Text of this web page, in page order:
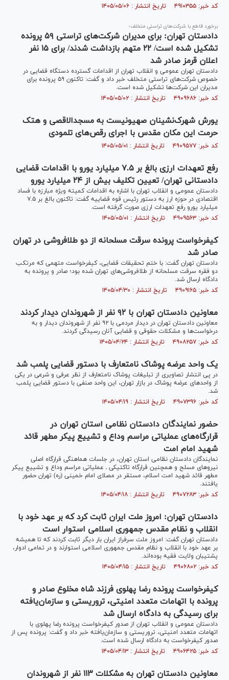
کد خبر: ۴۹۱۰۳۵۵ تاریخ انتشار : ۱۴۰۵/۰۵/۰۶
برخورد قاطع با شرکت‌های تراستی متخلف؛
دادستان تهران: برای مدیران شرکت‌های تراستی ۵۹ پرونده
تشکیل شده است/ ۲۲ متهم بازداشت شدند/ برای ۱۵ نفر
اعلان قرمز صادر شد
دادستان تهران عمومی و انقلاب تهران از اقدامات گسترده دستگاه قضایی در
خصوص شرکت‌های تراستی متخلف خبر داد و گفت: تاکنون ۵۹ پرونده برای
مدیران این شرکت‌ها تشکیل شده است.
کد خبر: ۴۹۰۹۶۸۶ تاریخ انتشار : ۱۴۰۵/۰۵/۰۲
یورش شهرک‌نشینان صهیونیست به مسجدالاقصی و هتک
حرمت این مکان مقدس با اجرای رقص‌های تلمودی
کد خبر: ۴۹۰۹۵۷۷ تاریخ انتشار : ۱۴۰۵/۰۵/۰۱
رفع تعهدات ارزی بالغ بر ۷.۵ میلیارد یورو با اقدامات قضایی
دادستانی تهران/ تعیین تکلیف بیش از ۲۴ میلیارد یورو
دادستان عمومی و انقلاب تهران با اشاره به اقدامات کمیته ویژه مبارزه با فساد
اقتصادی در حوزه ارز به دستور رئیس قوه قضاییه گفت: تاکنون بالغ بر ۷.۵
میلیارد یورو رفع تعهدات ارزی صورت گرفته است.
کد خبر: ۴۹۰۹۵۶۳ تاریخ انتشار : ۱۴۰۵/۰۵/۰۱
کیفرخواست پرونده سرقت مسلحانه از دو طلافروشی در تهران
صادر شد
دادستان تهران گفت: با ختم تحقیقات قضایی، کیفرخواست متهمی که مرتکب
دو فقره سرقت مسلحانه از طلافروشی‌های تهران شده بود؛ صادر و پرونده به
دادگاه ارسال شد.
کد خبر: ۴۹۰۹۱۶۵ تاریخ انتشار : ۱۴۰۵/۰۴/۳۰
معاونین دادستان تهران با ۹۲ نفر از شهروندان دیدار کردند
معاونین دادستان تهران در دیدار مردمی با ۹۲ نفر از شهروندان دیدار و به
درخواست‌ها و مشکلات حقوقی و قضایی آنان رسیدگی کردند.
کد خبر: ۴۹۰۸۲۵۷ تاریخ انتشار : ۱۴۰۵/۰۴/۲۴
یک واحد عرضه پوشاک نامتعارف با دستور قضایی پلمب شد
در پی انتشار تصاویری از تبلیغات پوشاک نامتعارف از نظر عرفی و شرعی در یکی
از واحدهای عرضه پوشاک در بازار تهران، این واحد صنفی با دستور قضایی پلمب
شد.
کد خبر: ۴۹۰۷۳۹۶ تاریخ انتشار : ۱۴۰۵/۰۴/۱۹
حضور نمایندگان دادستان نظامی استان تهران در
قرارگاه‌های عملیاتی مراسم وداع و تشییع پیکر مطهر قائد
شهید امام امت
نمایندگان دادستان نظامی استان تهران، در جلسات هماهنگی قرارگاه اصلی
نیرو‌های مسلح و همچنین قرارگاه تاکتیکی ـ عملیاتی مراسم وداع و تشییع پیکر
مطهر قائد شهید امت اسلام، مستقر در مصلای امام خمینی (ره) تهران حضور
یافتند.
کد خبر: ۴۹۰۷۲۸۳ تاریخ انتشار : ۱۴۰۵/۰۴/۱۸
دادستان تهران: امروز ملت ایران ثابت کرد که بر عهد خود با
انقلاب و نظام مقدس جمهوری اسلامی استوار است
دادستان تهران گفت: امروز ملت سرفراز ایران بار دیگر ثابت کردند که تا همیشه
بر عهد خود با انقلاب و نظام مقدس جمهوری اسلامی استوارند و در تمامی ادوار،
پشتیبان ولایت فقیه بوده‌اند.
کد خبر: ۴۹۰۶۸۰۲ تاریخ انتشار : ۱۴۰۵/۰۴/۱۵
کیفرخواست پرونده رضا پهلوی فرزند شاه مخلوع صادر و
پرونده با اتهامات متعدد امنیتی، تروریستی و سازمان‌یافته
برای رسیدگی به دادگاه ارسال شد
دادستان عمومی و انقلاب تهران از صدور کیفرخواست پرونده رضا پهلوی با
اتهامات متعدد امنیتی، تروریستی و سازمان‌یافته خبر داد و گفت: پرونده پس از
صدور کیفرخواست به دادگاه ارسال شده است.
کد خبر: ۴۹۰۶۴۲۵ تاریخ انتشار : ۱۴۰۵/۰۴/۱۳
معاونین دادستان تهران به مشکلات ۱۱۳ نفر از شهروندان